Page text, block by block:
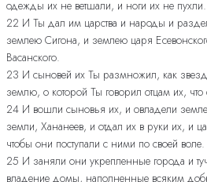
одежды их не ветшали, и ноги их не пухли.
22 И Ты дал им царства и народы и
землею Сигона, и землею царя
Васанского.
23 И сыновей их Ты размножил, как
землю, о которой Ты говорил отцам их,
24 И вошли сыновья их, и овладели
земли, Хананеев, и отдал их в руки их, и
чтобы они поступали с ними по своей воле.
25 И заняли они укрепленные города и
владение домы, наполненные всяким